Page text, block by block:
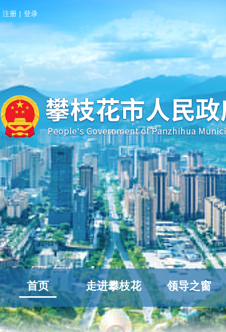
注册 | 登录
首页 走进攀枝花 领导之窗